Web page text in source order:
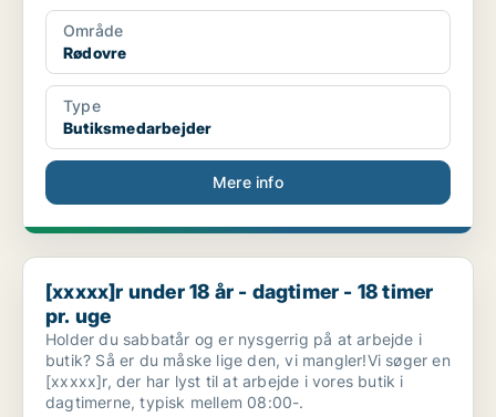
Område
Rødovre
Type
Butiksmedarbejder
Mere info
[xxxxx]r under 18 år - dagtimer - 18 timer pr. uge
[xxxxx]r under 18 år - dagtimer - 18 timer
pr. uge
Holder du sabbatår og er nysgerrig på at arbejde i
butik? Så er du måske lige den, vi mangler!Vi søger en
[xxxxx]r, der har lyst til at arbejde i vores butik i
dagtimerne, typisk mellem 08:00-.